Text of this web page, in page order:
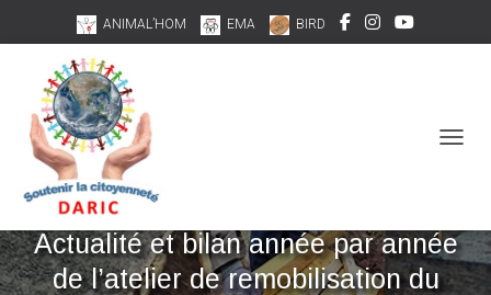
ANIMAL’HOM EMA BIRD
Conception/Réalisation
Actualité et bilan année par année
de l’atelier de remobilisation du